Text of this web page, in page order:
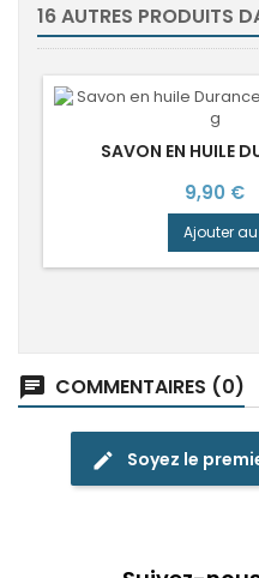
16 AUTRES PRODUITS
SAVON EN HUILE
Prix
9,90 €
Ajouter
chat COMMENTAIRES (0)
edit Soyez le